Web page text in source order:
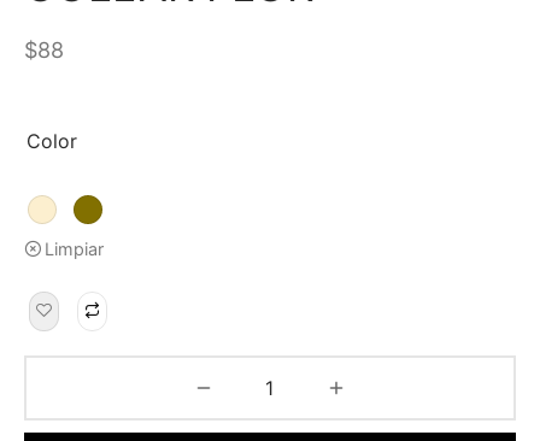
$88
Color
Limpiar